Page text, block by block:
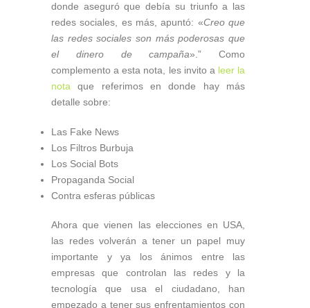
donde aseguró que debía su triunfo a las
redes sociales, es más, apuntó: «Creo que
las redes sociales son más poderosas que
el dinero de campaña».” Como
complemento a esta nota, les invito a leer la
nota que referimos en donde hay más
detalle sobre:
Las Fake News
Los Filtros Burbuja
Los Social Bots
Propaganda Social
Contra esferas públicas
Ahora que vienen las elecciones en USA,
las redes volverán a tener un papel muy
importante y ya los ánimos entre las
empresas que controlan las redes y la
tecnología que usa el ciudadano, han
empezado a tener sus enfrentamientos con